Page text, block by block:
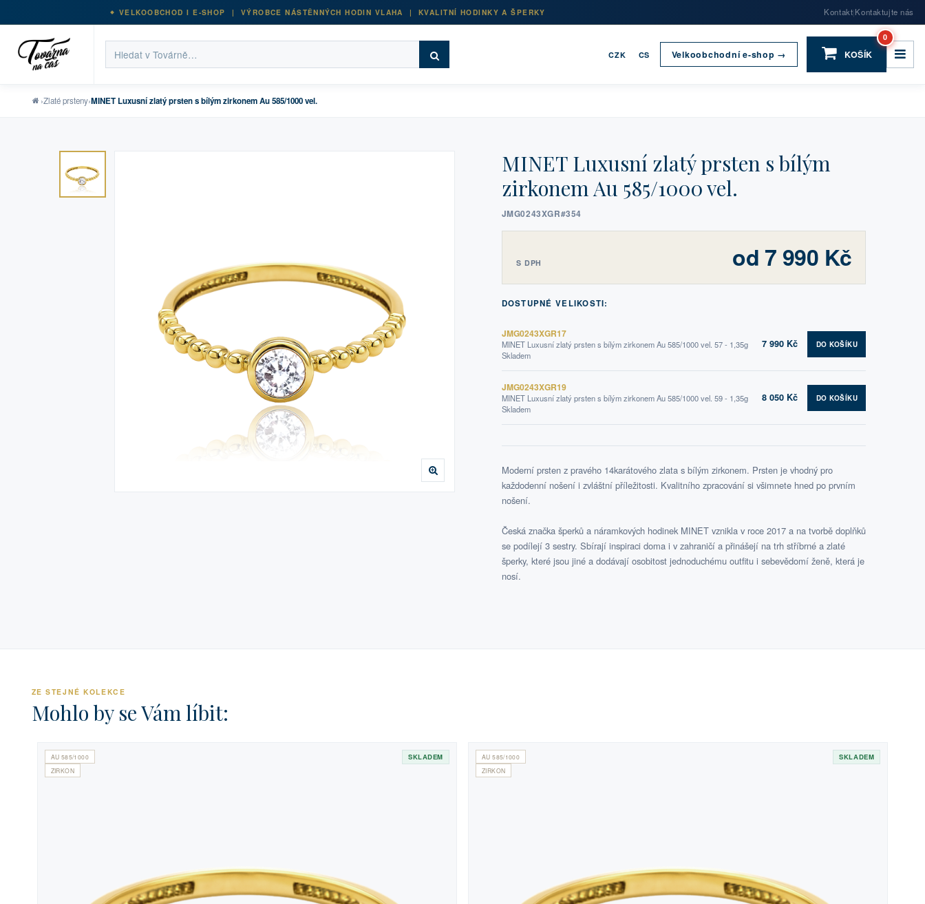
VELKOOBCHOD I E-SHOP | VÝROBCE NÁSTĚNNÝCH HODIN VLAHA | KVALITNÍ HODINKY A ŠPERKY Kontakt|Kontaktujte nás
CZK CS Velkoobchodní e-shop → KOŠÍK
0
›Zlaté prsteny›MINET Luxusní zlatý prsten s bílým zirkonem Au 585/1000 vel.
MINET Luxusní zlatý prsten s bílým
zirkonem Au 585/1000 vel.
JMG0243XGR#354
S DPH od 7 990 Kč
DOSTUPNÉ VELIKOSTI:
JMG0243XGR17
MINET Luxusní zlatý prsten s bílým zirkonem Au 585/1000 vel. 57 - 1,35g
Skladem
7 990 Kč DO KOŠÍKU
JMG0243XGR19
MINET Luxusní zlatý prsten s bílým zirkonem Au 585/1000 vel. 59 - 1,35g
Skladem
8 050 Kč DO KOŠÍKU
Moderní prsten z pravého 14karátového zlata s bílým zirkonem. Prsten je vhodný pro
každodenní nošení i zvláštní příležitosti. Kvalitního zpracování si všimnete hned po prvním
nošení.
Česká značka šperků a náramkových hodinek MINET vznikla v roce 2017 a na tvorbě doplňků
se podílejí 3 sestry. Sbírají inspiraci doma i v zahraničí a přinášejí na trh stříbrné a zlaté
šperky, které jsou jiné a dodávají osobitost jednoduchému outfitu i sebevědomí ženě, která je
nosí.
ZE STEJNÉ KOLEKCE
Mohlo by se Vám líbit:
AU 585/1000
ZIRKON
SKLADEM
AU 585/1000
ZIRKON
SKLADEM